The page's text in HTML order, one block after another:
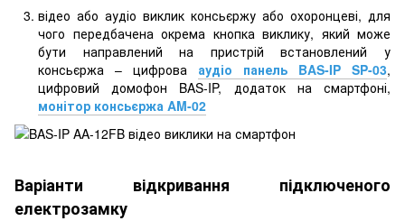
відео або аудіо виклик консьєржу або охоронцеві, для
чого передбачена окрема кнопка виклику, який може
бути направлений на пристрій встановлений у
консьєржа – цифрова аудіо панель BAS-IP SP-03,
цифровий домофон BAS-IP, додаток на смартфоні,
монітор консьєржа AM-02
Варіанти відкривання підключеного
електрозамку